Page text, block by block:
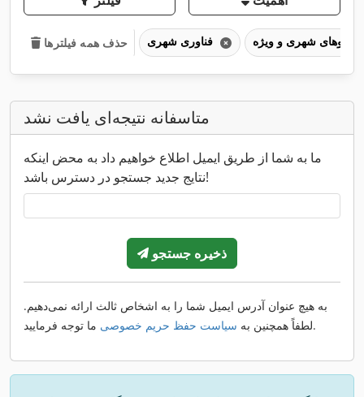
حذف همه فیلترها
متاسفانه نتیجه‌ای یافت نشد
ما به شما از طریق ایمیل اطلاع خواهیم داد به محض اینکه
نتایج جدید جستجو در دسترس باشد!
ذخیره جستجو
به هیچ عنوان آدرس ایمیل شما را به اشخاص ثالث ارائه نمی‌دهیم.
لطفاً همچنین به سیاست حفظ حریم خصوصی ما توجه فرمایید.